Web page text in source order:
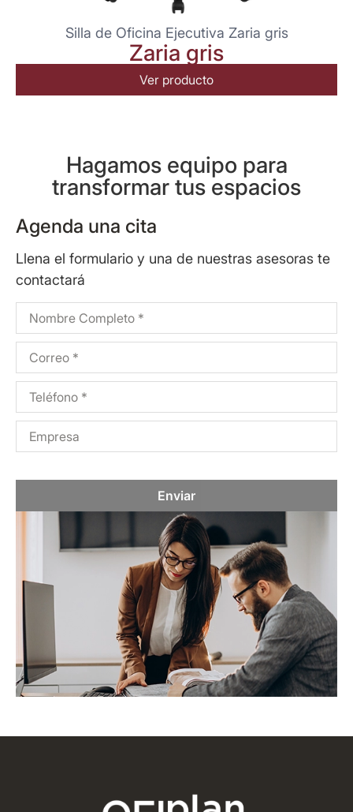
Silla de Oficina Ejecutiva Zaria gris
Zaria gris
Ver producto
Hagamos equipo para
transformar tus espacios
Agenda una cita
Llena el formulario y una de nuestras asesoras te
contactará
Enviar